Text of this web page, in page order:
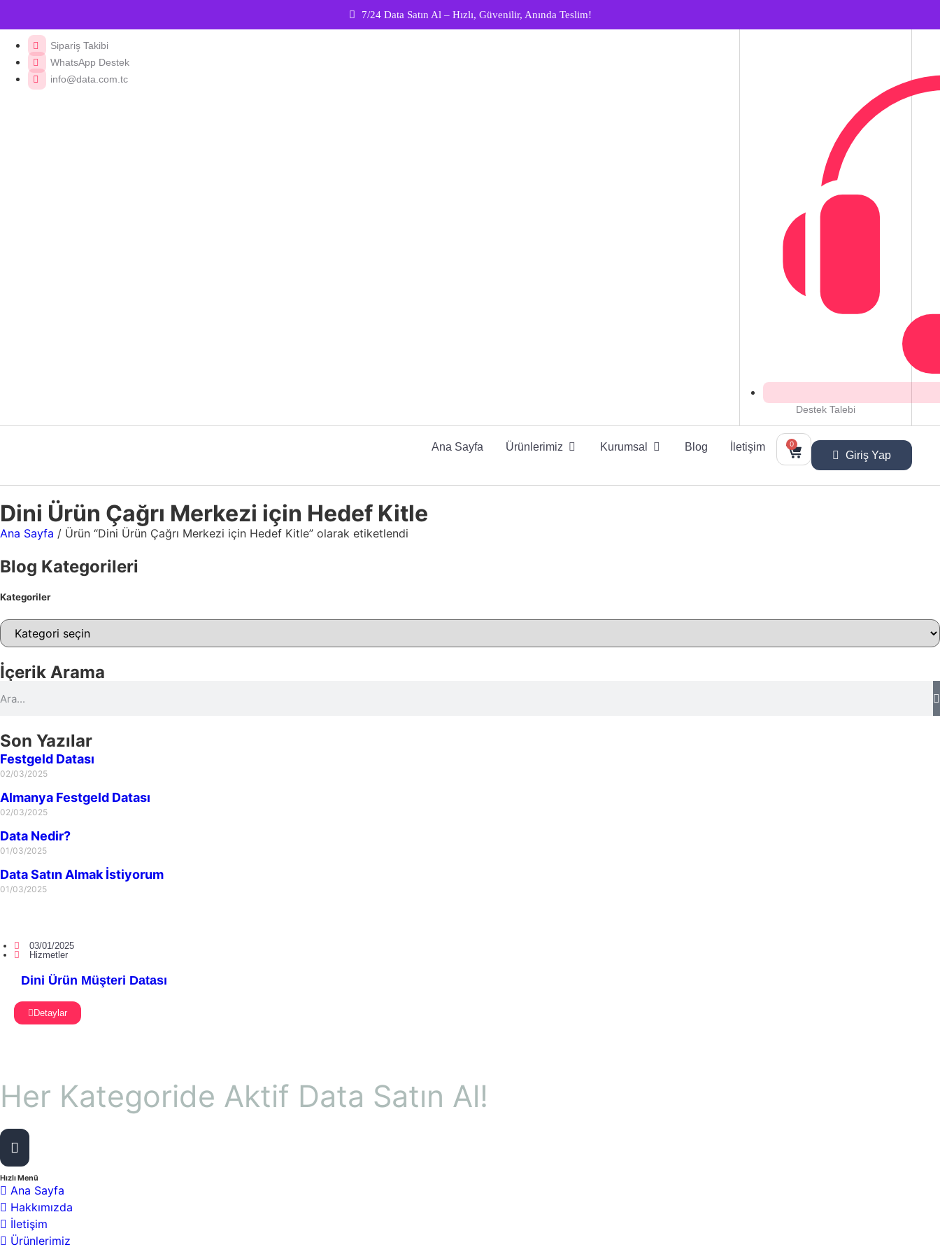
7/24 Data Satın Al – Hızlı, Güvenilir, Anında Teslim!
Sipariş Takibi
WhatsApp Destek
info@data.com.tc
Destek Talebi
Ana Sayfa Ürünlerimiz Kurumsal Blog İletişim 0
Giriş Yap
Dini Ürün Çağrı Merkezi için Hedef Kitle
Ana Sayfa / Ürün “Dini Ürün Çağrı Merkezi için Hedef Kitle” olarak etiketlendi
Blog Kategorileri
Kategoriler
İçerik Arama
Son Yazılar
Festgeld Datası
02/03/2025
Almanya Festgeld Datası
02/03/2025
Data Nedir?
01/03/2025
Data Satın Almak İstiyorum
01/03/2025
03/01/2025
Hizmetler
Dini Ürün Müşteri Datası
Detaylar
Her Kategoride Aktif Data Satın Al!
Hızlı Menü
Ana Sayfa
Hakkımızda
İletişim
Ürünlerimiz